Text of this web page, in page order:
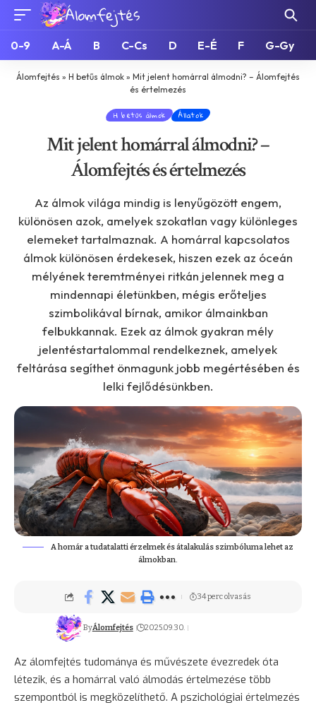
0-9 A-Á B C-Cs D E-É F G-Gy
Álomfejtés » H betűs álmok » Mit jelent homárral álmodni? – Álomfejtés
és értelmezés
H betűs álmok Állatok
Mit jelent homárral álmodni? –
Álomfejtés és értelmezés
Az álmok világa mindig is lenyűgözött engem,
különösen azok, amelyek szokatlan vagy különleges
elemeket tartalmaznak. A homárral kapcsolatos
álmok különösen érdekesek, hiszen ezek az óceán
mélyének teremtményei ritkán jelennek meg a
mindennapi életünkben, mégis erőteljes
szimbolikával bírnak, amikor álmainkban
felbukkannak. Ezek az álmok gyakran mély
jelentéstartalommal rendelkeznek, amelyek
feltárása segíthet önmagunk jobb megértésében és
lelki fejlődésünkben.
A homár a tudatalatti érzelmek és átalakulás szimbóluma lehet az
álmokban.
ByÁlomfejtés 2025.09.30.
34 perc olvasás
Az álomfejtés tudománya és művészete évezredek óta
létezik, és a homárral való álmodás értelmezése több
szempontból is megközelíthető. A pszichológiai értelmezés